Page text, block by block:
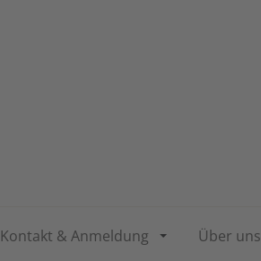
Kontakt & Anmeldung Über uns